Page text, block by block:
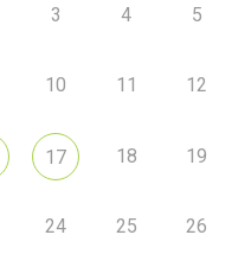
3 4 5
10 11 12
17 18 19
24 25 26